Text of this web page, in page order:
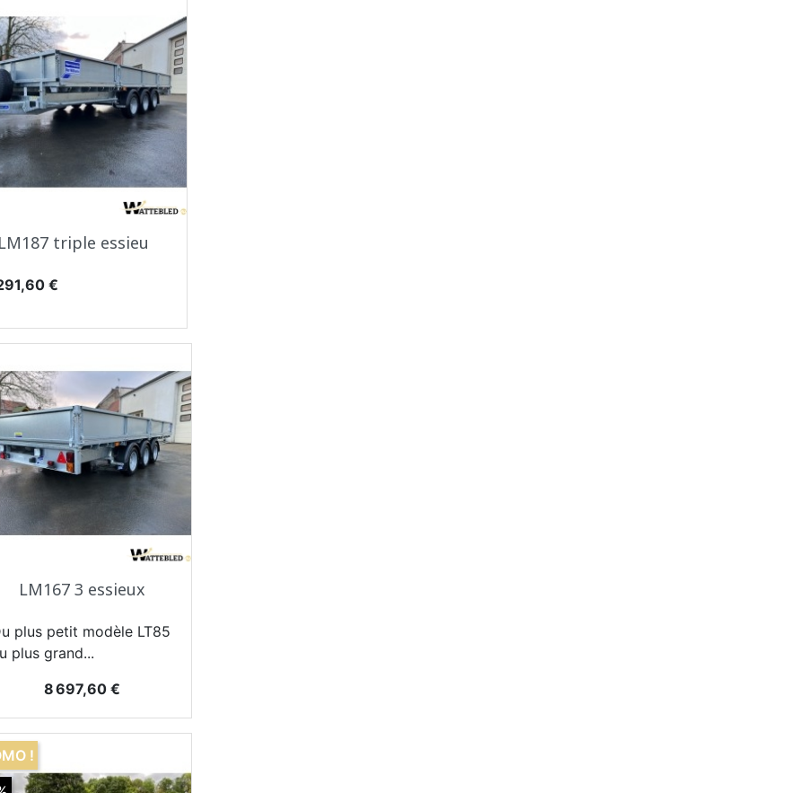
Aperçu rapide
LM187 triple essieu
€
Aperçu rapide
LM167 3 essieux
plus petit modèle LT85
plus grand...
Prix
8 697,60 €
!